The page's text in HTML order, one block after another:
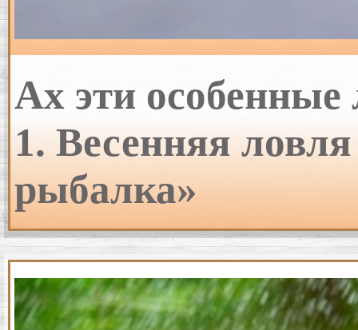
Ах эти особенные
1. Весенняя
рыбалка»